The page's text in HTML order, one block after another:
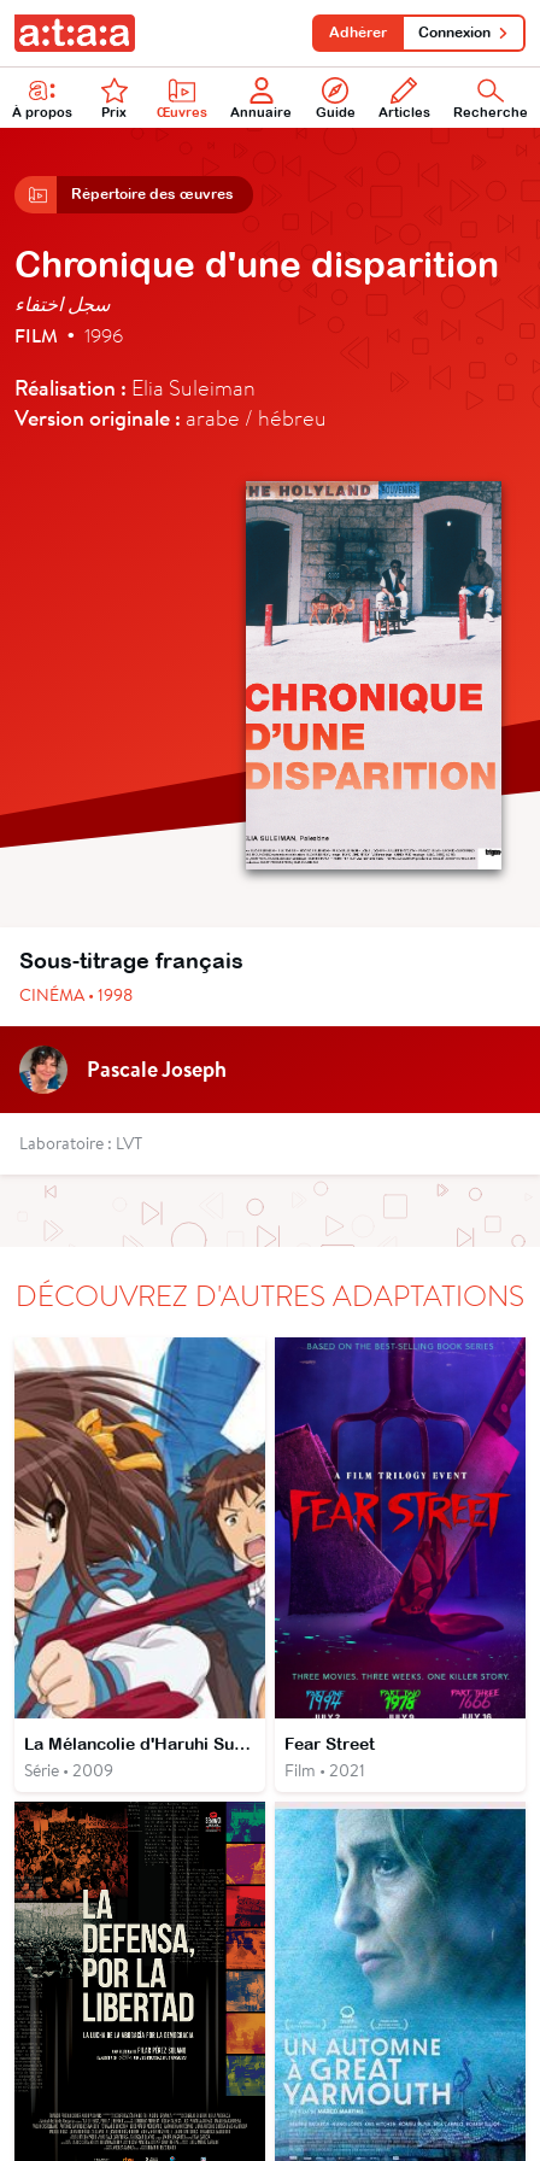
À propos Prix Œuvres Annuaire Guide Articles Recherche
Adhérer Connexion
Répertoire des œuvres
Chronique d'une disparition
سجل اختفاء
FILM • 1996
Réalisation : Elia Suleiman
Version originale : arabe / hébreu
Sous-titrage français
CINÉMA • 1998
Pascale Joseph
Laboratoire : LVT
DÉCOUVREZ D'AUTRES ADAPTATIONS
La Mélancolie d'Haruhi Suzumiya
Série • 2009
Fear Street
Film • 2021